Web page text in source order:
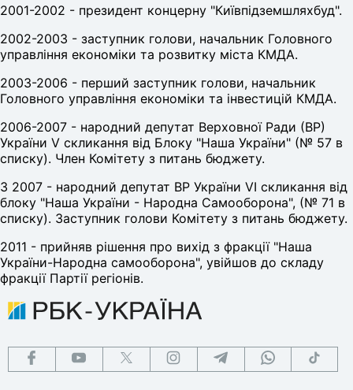
2001-2002 - президент концерну "Київпідземшляхбуд".
2002-2003 - заступник голови, начальник Головного
управління економіки та розвитку міста КМДА.
2003-2006 - перший заступник голови, начальник
Головного управління економіки та інвестицій КМДА.
2006-2007 - народний депутат Верховної Ради (ВР)
України V скликання від Блоку "Наша України" (№ 57 в
списку). Член Комітету з питань бюджету.
З 2007 - народний депутат ВР України VI скликання від
блоку "Наша України - Народна Самооборона", (№ 71 в
списку). Заступник голови Комітету з питань бюджету.
2011 - прийняв рішення про вихід з фракції "Наша
України-Народна самооборона", увійшов до складу
фракції Партії регіонів.